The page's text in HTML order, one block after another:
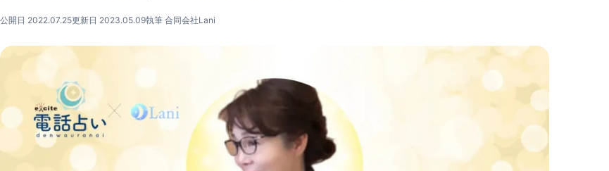
公開日 2022.07.25更新日 2023.05.09執筆 合同会社Lani